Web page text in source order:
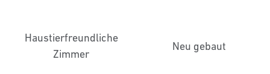
Haustier­freundliche
Zimmer
Neu gebaut